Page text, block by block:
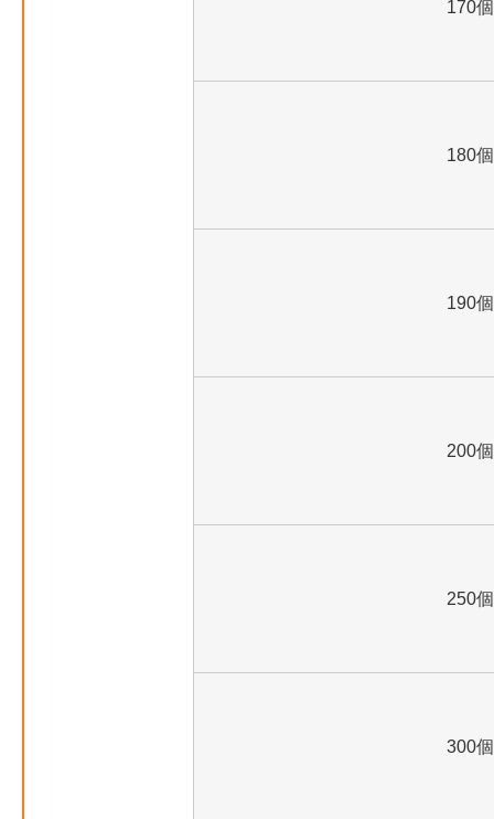
170個
180個
190個
200個
250個
300個